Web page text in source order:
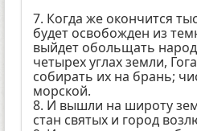
7. Когда же окончится
будет освобожден из
выйдет обольщать
четырех углах земли,
собирать их на брань;
морской.
8. И вышли на широту
стан святых и город